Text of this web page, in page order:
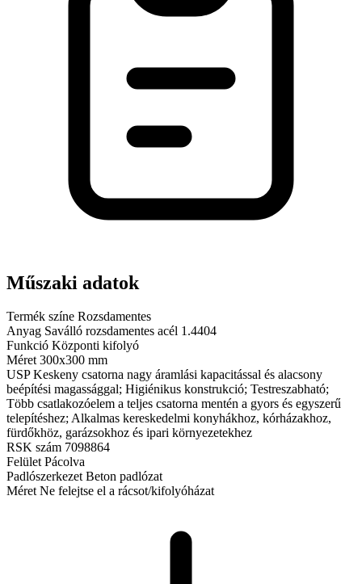
Műszaki adatok
Termék színe Rozsdamentes
Anyag Saválló rozsdamentes acél 1.4404
Funkció Központi kifolyó
Méret 300x300 mm
USP Keskeny csatorna nagy áramlási kapacitással és alacsony
beépítési magassággal; Higiénikus konstrukció; Testreszabható;
Több csatlakozóelem a teljes csatorna mentén a gyors és egyszerű
telepítéshez; Alkalmas kereskedelmi konyhákhoz, kórházakhoz,
fürdőkhöz, garázsokhoz és ipari környezetekhez
RSK szám 7098864
Felület Pácolva
Padlószerkezet Beton padlózat
Méret Ne felejtse el a rácsot/kifolyóházat